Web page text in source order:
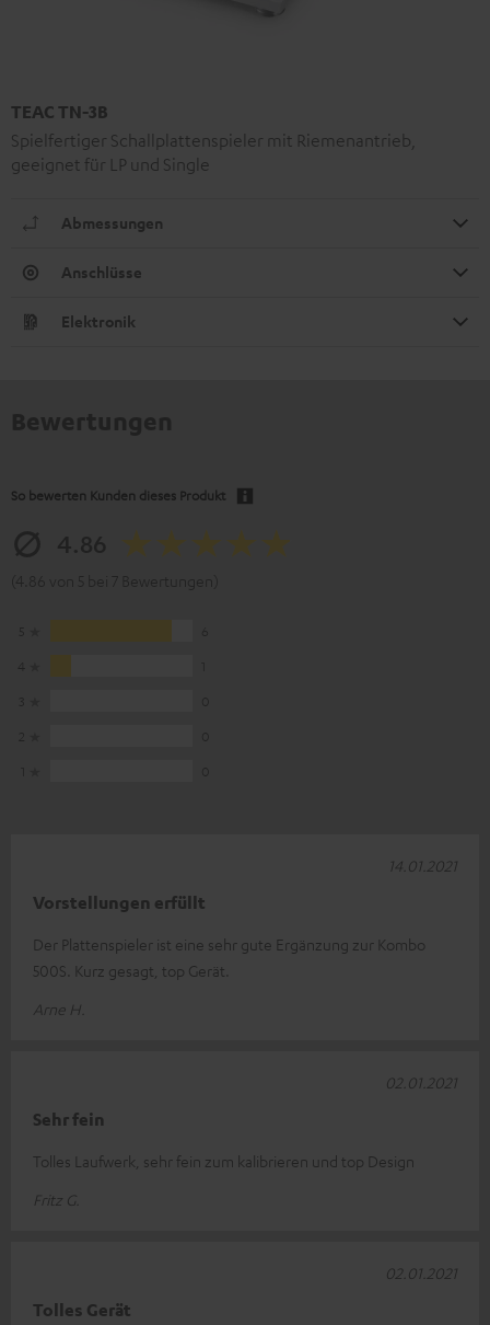
TEAC TN-3B
Spielfertiger Schallplattenspieler mit Riemenantrieb,
geeignet für LP und Single
Abmessungen
Anschlüsse
Elektronik
So bewerten Kunden dieses Produkt
Vorstellungen erfüllt
Der Plattenspieler ist eine sehr gute Ergänzung zur Kombo
500S. Kurz gesagt, top Gerät.
Arne H.
14.01.2021
Sehr fein
Tolles Laufwerk, sehr fein zum kalibrieren und top Design
Fritz G.
02.01.2021
Tolles Gerät
02.01.2021